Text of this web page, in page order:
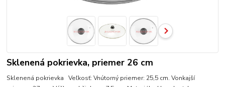
Sklenená pokrievka, priemer 26 cm
Sklenená pokrievka Veľkosť: Vnútorný priemer: 25,5 cm. Vonkajší